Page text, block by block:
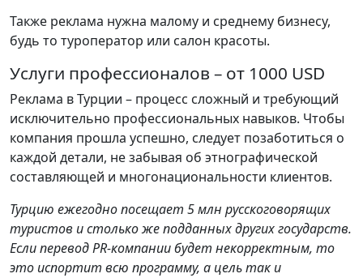
Также реклама нужна малому и среднему бизнесу,
будь то туроператор или салон красоты.
Услуги профессионалов – от 1000 USD
Реклама в Турции – процесс сложный и требующий
исключительно профессиональных навыков. Чтобы
компания прошла успешно, следует позаботиться о
каждой детали, не забывая об этнографической
составляющей и многонациональности клиентов.
Турцию ежегодно посещает 5 млн русскоговорящих
туристов и столько же подданных других государств.
Если перевод PR-компании будет некорректным, то
это испортит всю программу, а цель так и